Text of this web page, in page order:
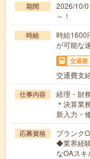
期間
2026/10/
～！
時給
時給
が可能な
交通費
交通費支
仕事内容
経理・財
＊決算業
新入力・
応募資格
ブランク
◆業界経
なOAス